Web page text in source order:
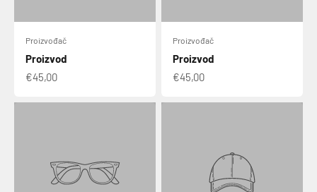
Proizvođač
Proizvod
€45,00
Proizvođač
Proizvod
€45,00